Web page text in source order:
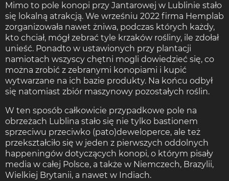
Mimo to pole konopi przy Jantarowej w Lublinie stało
się lokalną atrakcją. We wrześniu 2022 firma Hemplab
zorganizowała nawet żniwa, podczas których każdy,
kto chciał, mógł zebrać tyle krzaków rośliny, ile zdołał
unieść. Ponadto w ustawionych przy plantacji
namiotach wszyscy chętni mogli dowiedzieć się, co
można zrobić z zebranymi konopiami i kupić
wytwarzane na ich bazie produkty. Na końcu odbył
się natomiast zbiór maszynowy pozostałych roślin.
W ten sposób całkowicie przypadkowe pole na
obrzeżach Lublina stało się nie tylko bastionem
sprzeciwu przeciwko (pato)deweloperce, ale też
przekształciło się w jeden z pierwszych oddolnych
happeningów dotyczących konopi, o którym pisały
media w całej Polsce, a także w Niemczech, Brazylii,
Wielkiej Brytanii, a nawet w Indiach.